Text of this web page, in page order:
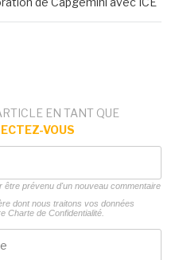
EN TANT QUE
VOUS
être prévenu d'un nouveau commentaire
dont nous traitons vos données
Charte de Confidentialité.